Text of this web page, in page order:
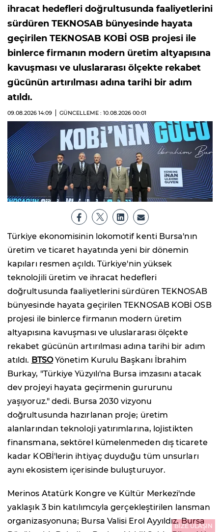
ihracat hedefleri doğrultusunda faaliyetlerini
sürdüren TEKNOSAB bünyesinde hayata
geçirilen TEKNOSAB KOBİ OSB projesi ile
binlerce firmanın modern üretim altyapısına
kavuşması ve uluslararası ölçekte rekabet
gücünün artırılması adına tarihi bir adım
atıldı.
09.08.2026 14:09 GÜNCELLEME : 10.08.2026 00:01
Türkiye ekonomisinin lokomotif kenti Bursa'nın
üretim ve ticaret hayatında yeni bir dönemin
kapıları resmen açıldı. Türkiye'nin yüksek
teknolojili üretim ve ihracat hedefleri
doğrultusunda faaliyetlerini sürdüren TEKNOSAB
bünyesinde hayata geçirilen TEKNOSAB KOBİ OSB
projesi ile binlerce firmanın modern üretim
altyapısına kavuşması ve uluslararası ölçekte
rekabet gücünün artırılması adına tarihi bir adım
atıldı. BTSOYönetim Kurulu Başkanı İbrahim
Burkay, "Türkiye Yüzyılı'na Bursa imzasını atacak
dev projeyi hayata geçirmenin gururunu
yaşıyoruz." dedi. Bursa 2030 vizyonu
doğrultusunda hazırlanan proje; üretim
alanlarından teknoloji yatırımlarına, lojistikten
finansmana, sektörel kümelenmeden dış ticarete
kadar KOBİ'lerin ihtiyaç duyduğu tüm unsurları
aynı ekosistem içerisinde buluşturuyor.
Merinos Atatürk Kongre ve Kültür Merkezi'nde
yaklaşık 3 bin katılımcıyla gerçekleştirilen lansman
organizasyonuna; Bursa Valisi Erol Ayyıldız, Bursa
BİZE ULAŞIN